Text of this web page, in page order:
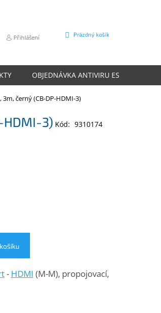
Přihlášení
NÁKUPNÍ
Prázdný košík
OBJEDNÁVKA ANTIVIRU ESET
černý (CB-DP-HDMI-3)
HDMI-3) Kód: 9310174
- HDMI (M-M), propojovací,